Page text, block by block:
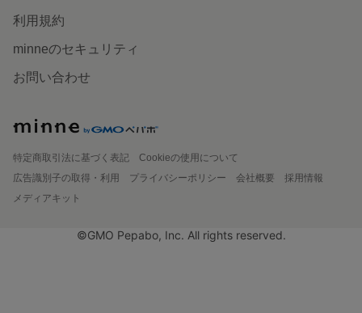
利用規約
minneのセキュリティ
お問い合わせ
特定商取引法に基づく表記
Cookieの使用について
広告識別子の取得・利用
プライバシーポリシー 会社概要
採用情報
メディアキット
©GMO Pepabo, Inc. All rights reserved.